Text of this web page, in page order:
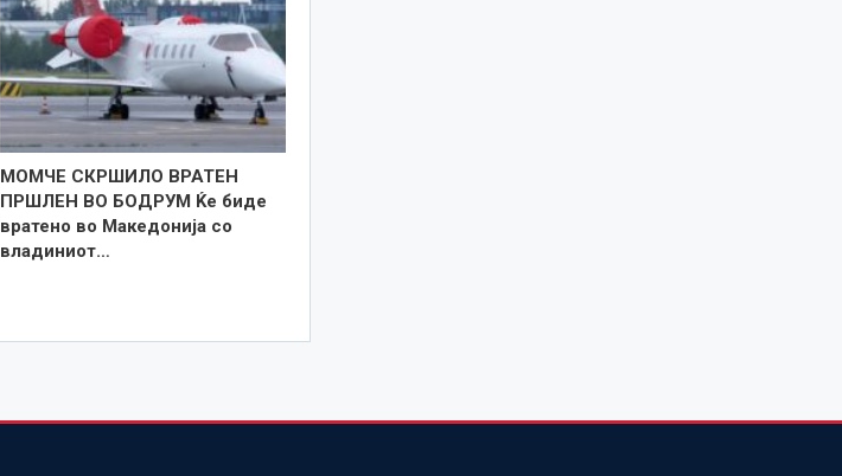
МОМЧЕ СКРШИЛО ВРАТЕН
ПРШЛЕН ВО БОДРУМ Ќе биде
вратено во Македонија со
владиниот…